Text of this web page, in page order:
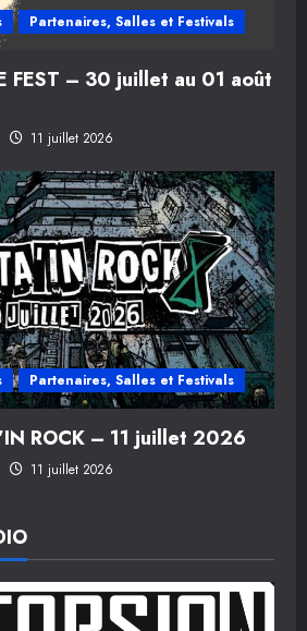
Partenaires, Salles et Festivals
FEST – 30 juillet au 01 août
11 juillet 2026
Partenaires, Salles et Festivals
ROCK – 11 juillet 2026
11 juillet 2026